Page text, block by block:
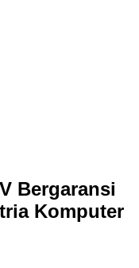
Bergaransi
Komputer